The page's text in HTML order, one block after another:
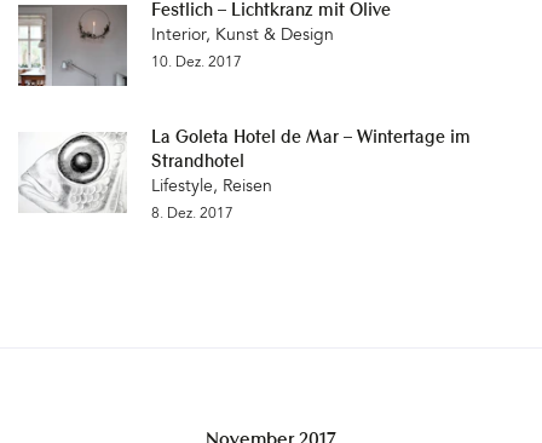
Festlich – Lichtkranz mit Olive
Interior, Kunst & Design
10. Dez. 2017
La Goleta Hotel de Mar – Wintertage im
Strandhotel
Lifestyle, Reisen
8. Dez. 2017